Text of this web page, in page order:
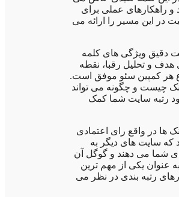
و راهکارهای عملی برای
در این مسیر را ارائه می
دقیق ویژگی های کلمه
هدف و تحلیل رقبا، نقطه
هر کمپین سئو موفق است.
چیست و چگونه می تواند
رتبه سایت شما کمک
ها در واقع رای اعتمادی
که سایت های دیگر به
شما می دهند و گوگل آن
عنوان یکی از مهم ترین
رتبه بندی در نظر می